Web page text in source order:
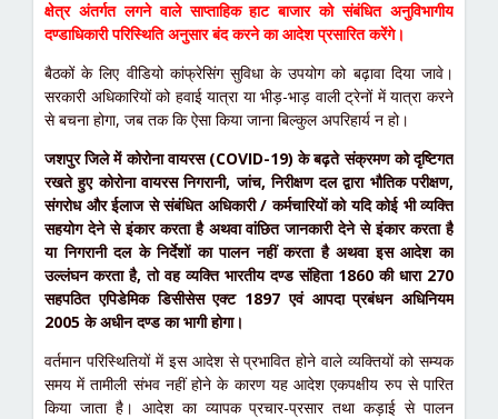
क्षेत्र अंतर्गत लगने वाले साप्ताहिक हाट बाजार को संबंधित अनुविभागीय
दण्डाधिकारी परिस्थिति अनुसार बंद करने का आदेश प्रसारित करेंगे।
बैठकों के लिए वीडियो कांफ्रेसिंग सुविधा के उपयोग को बढ़ावा दिया जावे।
सरकारी अधिकारियों को हवाई यात्रा या भीड़-भाड़ वाली ट्रेनों में यात्रा करने
से बचना होगा, जब तक कि ऐसा किया जाना बिल्कुल अपरिहार्य न हो।
जशपुर जिले में कोरोना वायरस (COVID-19) के बढ़ते संक्रमण को दृष्टिगत
रखते हुए कोरोना वायरस निगरानी, जांच, निरीक्षण दल द्वारा भौतिक परीक्षण,
संगरोध और ईलाज से संबंधित अधिकारी / कर्मचारियों को यदि कोई भी व्यक्ति
सहयोग देने से इंकार करता है अथवा वांछित जानकारी देने से इंकार करता है
या निगरानी दल के निर्देशों का पालन नहीं करता है अथवा इस आदेश का
उल्लंघन करता है, तो वह व्यक्ति भारतीय दण्ड संहिता 1860 की धारा 270
सहपठित एपिडेमिक डिसीसेस एक्ट 1897 एवं आपदा प्रबंधन अधिनियम
2005 के अधीन दण्ड का भागी होगा।
वर्तमान परिस्थितियों में इस आदेश से प्रभावित होने वाले व्यक्तियों को सम्यक
समय में तामीली संभव नहीं होने के कारण यह आदेश एकपक्षीय रुप से पारित
किया जाता है। आदेश का व्यापक प्रचार-प्रसार तथा कड़ाई से पालन